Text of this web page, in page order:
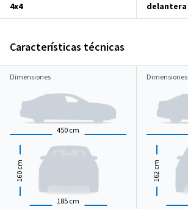
4x4 delantera
Características técnicas
Dimensiones
450 cm
185 cm
160
cm
Dimensiones
162
cm